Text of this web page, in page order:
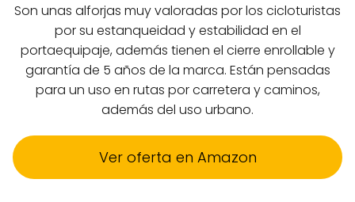
Son unas alforjas muy valoradas por los cicloturistas
por su estanqueidad y estabilidad en el
portaequipaje, además tienen el cierre enrollable y
garantía de 5 años de la marca. Están pensadas
para un uso en rutas por carretera y caminos,
además del uso urbano.
Ver oferta en Amazon